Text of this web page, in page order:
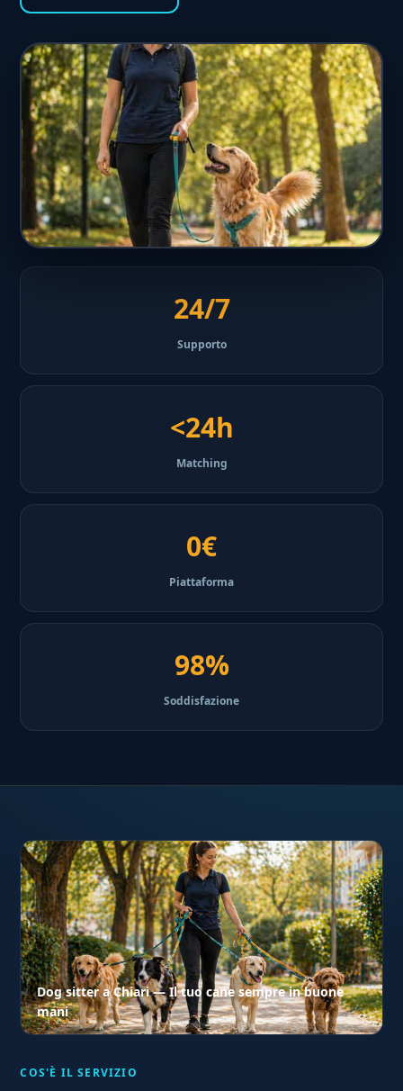
24/7
Supporto
<24h
Matching
0€
Piattaforma
98%
Soddisfazione
Dog sitter a Chiari — Il tuo cane sempre in buone
mani
COS'È IL SERVIZIO